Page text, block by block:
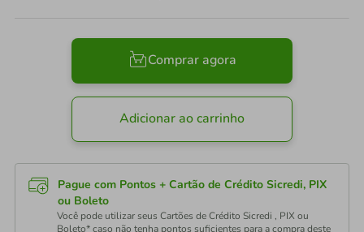
Comprar agora
Adicionar ao carrinho
Pague com Pontos + Cartão de Crédito Sicredi, PIX
ou Boleto
Você pode utilizar seus Cartões de Crédito Sicredi , PIX ou
Boleto* caso não tenha pontos suficientes para a compra deste